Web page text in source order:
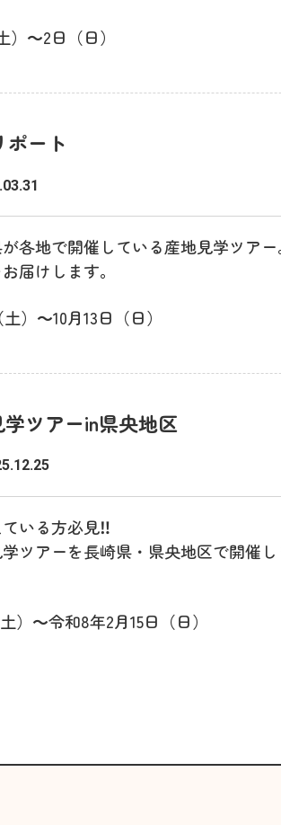
）～2日（日）
ート
各地で開催している産地見学ツア
届けします。
）～10月13日（日）
ツアーin県央地区
いる方必見‼
ツアーを長崎県・県央地区で開催
）～令和8年2月15日（日）